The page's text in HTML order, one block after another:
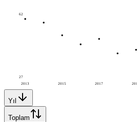
2013 2015 2017
62
27
Yıl
Toplam